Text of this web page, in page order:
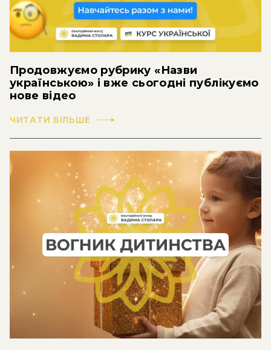
Продовжуємо рубрику «Назви
українською» і вже сьогодні публікуємо
нове відео
ЧИТАТИ БІЛЬШЕ